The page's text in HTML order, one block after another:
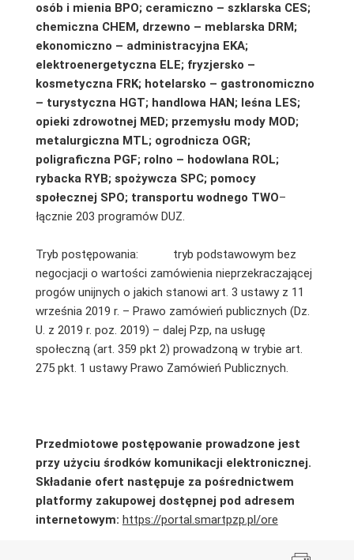
osób i mienia BPO; ceramiczno – szklarska CES;
chemiczna CHEM, drzewno – meblarska DRM;
ekonomiczno – administracyjna EKA;
elektroenergetyczna ELE; fryzjersko –
kosmetyczna FRK; hotelarsko – gastronomiczno
– turystyczna HGT; handlowa HAN; leśna LES;
opieki zdrowotnej MED; przemysłu mody MOD;
metalurgiczna MTL; ogrodnicza OGR;
poligraficzna PGF; rolno – hodowlana ROL;
rybacka RYB; spożywcza SPC; pomocy
społecznej SPO; transportu wodnego TWO–
łącznie 203 programów DUZ.
Tryb postępowania:
tryb podstawowym bez
negocjacji o wartości zamówienia nieprzekraczającej
progów unijnych o jakich stanowi art. 3 ustawy z 11
września 2019 r. – Prawo zamówień publicznych (Dz.
U. z 2019 r. poz. 2019) – dalej Pzp, na usługę
społeczną (art. 359 pkt 2) prowadzoną w trybie art.
275 pkt. 1 ustawy Prawo Zamówień Publicznych.
Przedmiotowe postępowanie prowadzone jest
przy użyciu środków komunikacji elektronicznej.
Składanie ofert następuje za pośrednictwem
platformy zakupowej dostępnej pod adresem
internetowym: https://portal.smartpzp.pl/ore